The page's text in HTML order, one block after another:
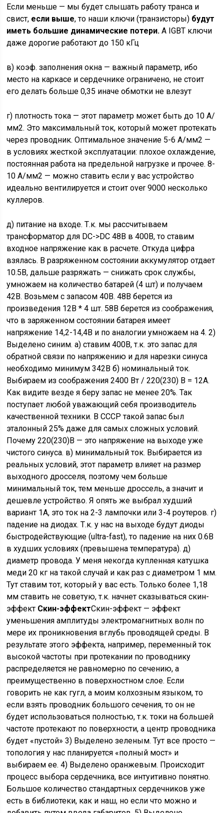
Если меньше — мы будет слышать работу транса и
свист, если выше, то наши ключи (транзисторы) будут
иметь большие динамические потери. А IGBT ключи
даже дорогие работают до 150 кГц
в) коэф. заполнения окна — важный параметр, ибо
место на каркасе и сердечнике ограничено, не стоит
его делать больше 0,35 иначе обмотки не влезут
г) плотность тока — этот параметр может быть до 10 А/
мм2. Это максимальный ток, который может протекать
через проводник. Оптимальное значение 5-6 А/мм2 —
в условиях жесткой эксплуатации: плохое охлаждение,
постоянная работа на предельной нагрузке и прочее. 8-
10 А/мм2 — можно ставить если у вас устройство
идеально вентилируется и стоит over 9000 несколько
куллеров.
д) питание на входе. Т.к. мы рассчитываем
трансформатор для DC->DC 48В в 400В, то ставим
входное напряжение как в расчете. Откуда цифра
взялась. В разряженном состоянии аккумулятор отдает
10.5В, дальше разряжать — снижать срок службы,
умножаем на количество батарей (4 шт) и получаем
42В. Возьмем с запасом 40В. 48В берется из
произведения 12В * 4 шт. 58В берется из соображения,
что в заряженном состоянии батарея имеет
напряжение 14,2-14,4В и по аналогии умножаем на 4. 2)
Выделено синим. а) ставим 400В, т.к. это запас для
обратной связи по напряжению и для нарезки синуса
необходимо минимум 342В б) номинальный ток.
Выбираем из соображения 2400 Вт / 220(230) В = 12А.
Как видите везде я беру запас не менее 20%. Так
поступает любой уважающий себя производитель
качественной техники. В СССР такой запас был
эталонный 25% даже для самых сложных условий.
Почему 220(230)В — это напряжение на выходе уже
чистого синуса. в) минимальный ток. Выбирается из
реальных условий, этот параметр влияет на размер
выходного дросселя, поэтому чем больше
минимальный ток, тем меньше дроссель, а значит и
дешевле устройство. Я опять же выбрал худший
вариант 1А, это ток на 2-3 лампочки или 3-4 роутеров. г)
падение на диодах. Т.к. у нас на выходе будут диоды
быстродействующие (ultra-fast), то падение на них 0.6В
в худших условиях (превышена температура). д)
диаметр провода. У меня некогда купленная катушка
меди 20 кг на такой случай и как раз с диаметром 1 мм.
Тут ставим тот, который у вас есть. Только более 1,18
мм ставить не советую, т.к. начнет сказываться скин-
эффект Скин-эффектСкин-эффект — эффект
уменьшения амплитуды электромагнитных волн по
мере их проникновения вглубь проводящей среды. В
результате этого эффекта, например, переменный ток
высокой частоты при протекании по проводнику
распределяется не равномерно по сечению, а
преимущественно в поверхностном слое. Если
говорить не как гугл, а моим колхозным языком, то
если взять проводник большого сечения, то он не
будет использоваться полностью, т.к. токи на большей
частоте протекают по поверхности, а центр проводника
будет «пустой» 3) Выделено зеленым. Тут все просто —
топология у нас планируется «полный мост» и
выбираем ее. 4) Выделено оранжевым. Происходит
процесс выбора сердечника, все интуитивно понятно.
Большое количество стандартных сердечников уже
есть в библиотеки, как и наш, но если что можно и